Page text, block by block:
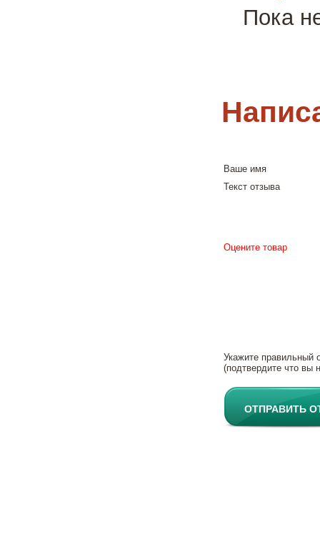
Пока
Ваше имя
Текст отзыва
Оцените товар
Укажите правильный
(подтвердите что вы
ОТПРАВИТЬ